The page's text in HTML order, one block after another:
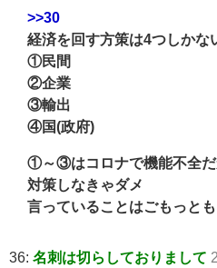
>>30
経済を回す方策は4つしかな
①民間
②企業
③輸出
④国(政府)
①～③はコロナで機能不全だ
対策しなきゃダメ
言っていることはごもっと
36: 名刺は切らしておりまして